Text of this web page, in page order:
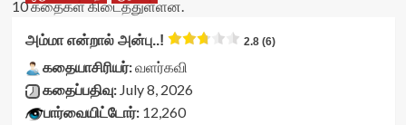
10 கதைகள் கிடைத்துள்ளன.
அம்மா என்றால் அன்பு..! 2.8 (6)
கதையாசிரியர்:வளர்கவி
கதைப்பதிவு:July 8, 2026
பார்வையிட்டோர்:12,260